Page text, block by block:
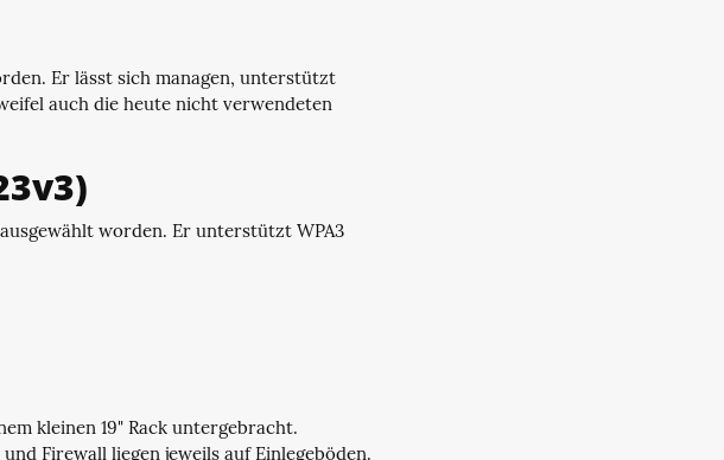
Er lässt sich managen, unterstützt
auch die heute nicht verwendeten
worden. Er unterstützt WPA3
kleinen 19" Rack untergebracht.
Firewall liegen jeweils auf Einlegeböden.